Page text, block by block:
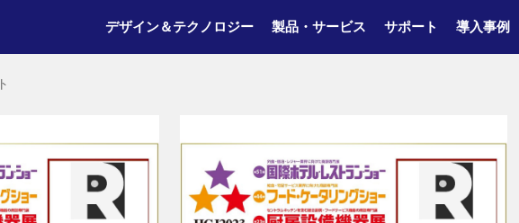
デザイン＆テクノロジー 製品・サービス サポート 導入事例